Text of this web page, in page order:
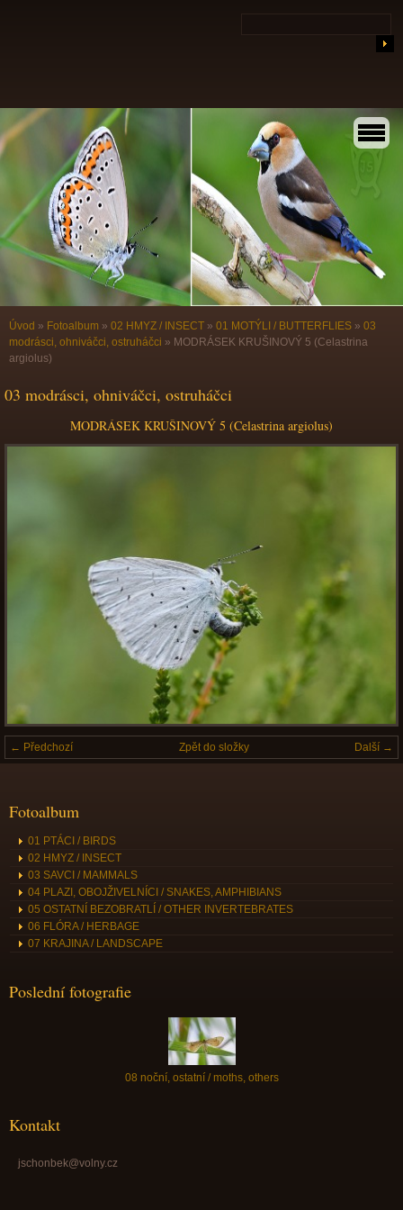
Úvod » Fotoalbum » 02 HMYZ / INSECT » 01 MOTÝLI / BUTTERFLIES » 03
modrásci, ohniváčci, ostruháčci » MODRÁSEK KRUŠINOVÝ 5 (Celastrina
argiolus)
03 modrásci, ohniváčci, ostruháčci
MODRÁSEK KRUŠINOVÝ 5 (Celastrina argiolus)
← Předchozí Další →
Zpět do složky
Fotoalbum
01 PTÁCI / BIRDS
02 HMYZ / INSECT
03 SAVCI / MAMMALS
04 PLAZI, OBOJŽIVELNÍCI / SNAKES, AMPHIBIANS
05 OSTATNÍ BEZOBRATLÍ / OTHER INVERTEBRATES
06 FLÓRA / HERBAGE
07 KRAJINA / LANDSCAPE
Poslední fotografie
08 noční, ostatní / moths, others
Kontakt
jschonbek@volny.cz